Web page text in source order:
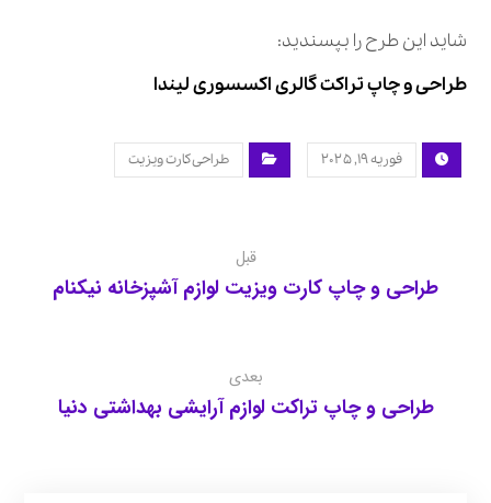
شاید این طرح را بپسندید:
طراحی و چاپ تراکت گالری اکسسوری لیندا
فوریه ۱۹, ۲۰۲۵ طراحی کارت ویزیت
قبل
طراحی و چاپ کارت ویزیت لوازم آشپزخانه نیکنام
بعدی
طراحی و چاپ تراکت لوازم آرایشی بهداشتی دنیا